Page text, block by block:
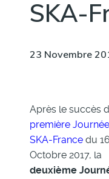
SKA-
23 Novembre
Après le succès
première Journée
SKA-France du 16
Octobre 2017, la
deuxième